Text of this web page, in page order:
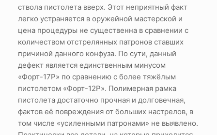
ствола пистолета вверх. Этот неприятный факт
легко устраняется в оружейной мастерской и
цена процедуры не существенна в сравнении с
количеством отстрелянных патронов ставших
причиной данного конфуза. По сути, данный
дефект является единственным минусом
«Форт-17Р» по сравнению с более тяжёлым
пистолетом «Форт-12Р». Полимерная рамка
пистолета достаточно прочная и долговечная,
фактов её повреждения от больших настрелов, в
том числе «усиленными патронами» не выявлено.